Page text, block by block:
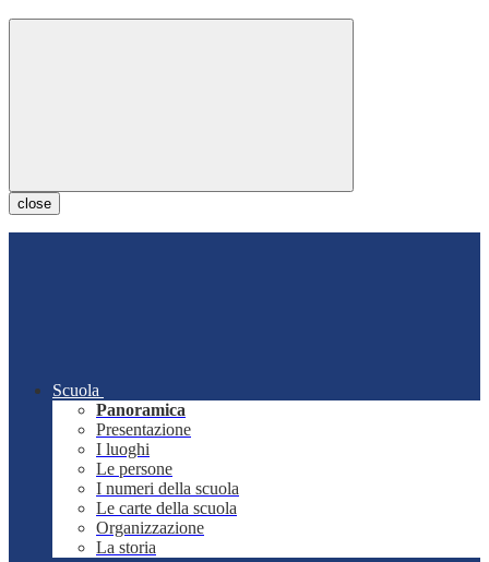
close
Scuola
Panoramica
Presentazione
I luoghi
Le persone
I numeri della scuola
Le carte della scuola
Organizzazione
La storia